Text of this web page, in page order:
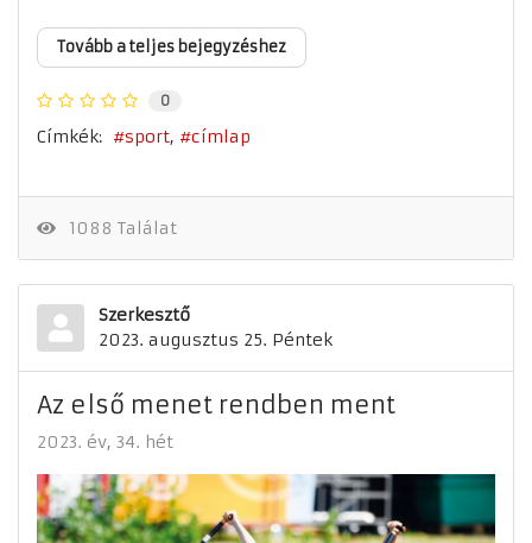
Tovább a teljes bejegyzéshez
0
Címkék: sport címlap
1088 Találat
Szerkesztő
2023. augusztus 25. Péntek
Az első menet rendben ment
2023. év 34. hét